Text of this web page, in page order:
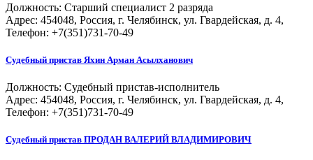
Должность: Старший специалист 2 разряда
Адрес: 454048, Россия, г. Челябинск, ул. Гвардейская, д. 4,
Телефон: +7(351)731-70-49
Судебный пристав Яхин Арман Асылханович
Должность: Судебный пристав-исполнитель
Адрес: 454048, Россия, г. Челябинск, ул. Гвардейская, д. 4,
Телефон: +7(351)731-70-49
Судебный пристав ПРОДАН ВАЛЕРИЙ ВЛАДИМИРОВИЧ